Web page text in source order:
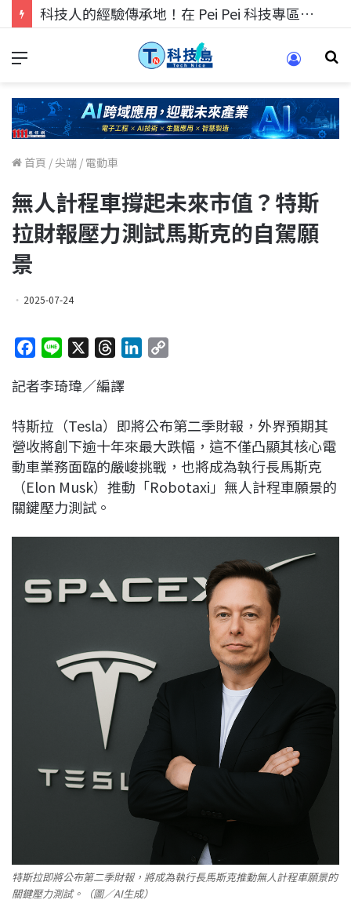
科技人的經驗傳承地！在 Pei Pei 科技專區，與學弟妹交流最硬核的技術
首頁 /尖端 / 電動車
無人計程車撐起未來市值？特斯
拉財報壓力測試馬斯克的自駕願
景
2025-07-24
c
b
o
o
k
n
r
a
d
s
e
d
I
n
L
i
n
k
記者李琦瑋／編譯
特斯拉（Tesla）即將公布第二季財報，外界預期其
營收將創下逾十年來最大跌幅，這不僅凸顯其核心電
動車業務面臨的嚴峻挑戰，也將成為執行長馬斯克
（Elon Musk）推動「Robotaxi」無人計程車願景的
關鍵壓力測試。
特斯拉即將公布第二季財報，將成為執行長馬斯克推動無人計程車願景的
關鍵壓力測試。（圖／AI生成）